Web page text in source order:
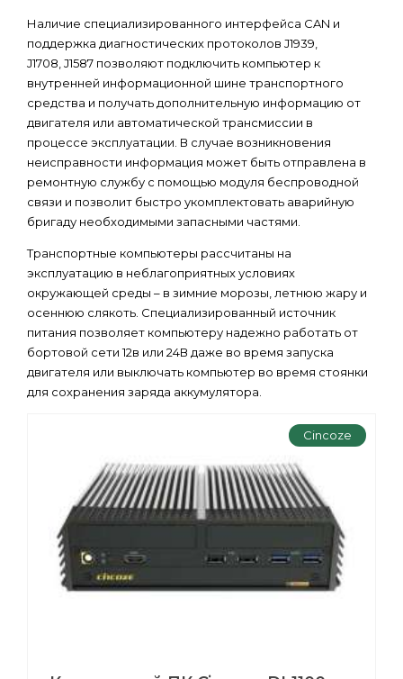
Наличие специализированного интерфейса CAN и
поддержка диагностических протоколов J1939,
J1708, J1587 позволяют подключить компьютер к
внутренней информационной шине транспортного
средства и получать дополнительную информацию от
двигателя или автоматической трансмиссии в
процессе эксплуатации. В случае возникновения
неисправности информация может быть отправлена в
ремонтную службу с помощью модуля беспроводной
связи и позволит быстро укомплектовать аварийную
бригаду необходимыми запасными частями.
Транспортные компьютеры рассчитаны на
эксплуатацию в неблагоприятных условиях
окружающей среды – в зимние морозы, летнюю жару и
осеннюю слякоть. Специализированный источник
питания позволяет компьютеру надежно работать от
бортовой сети 12в или 24В даже во время запуска
двигателя или выключать компьютер во время стоянки
для сохранения заряда аккумулятора.
Cincoze